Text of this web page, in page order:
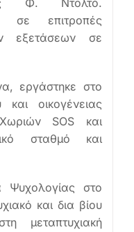
Φ. Ντολτό.
σε επιτροπές
εξετάσεων σε
εργάστηκε στο
και οικογένειας
SOS και
σταθμό και
Ψυχολογίας στο
και δια βίου
μεταπτυχιακή